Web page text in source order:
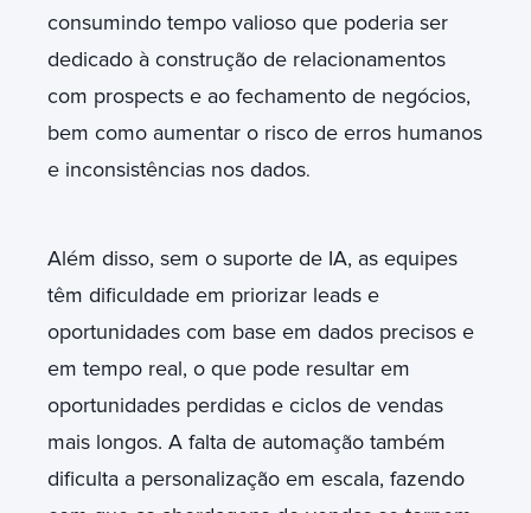
consumindo tempo valioso que poderia ser
dedicado à construção de relacionamentos
com prospects e ao fechamento de negócios,
bem como aumentar o risco de erros humanos
e inconsistências nos dados.
Além disso, sem o suporte de IA, as equipes
têm dificuldade em priorizar leads e
oportunidades com base em dados precisos e
em tempo real, o que pode resultar em
oportunidades perdidas e ciclos de vendas
mais longos. A falta de automação também
dificulta a personalização em escala, fazendo